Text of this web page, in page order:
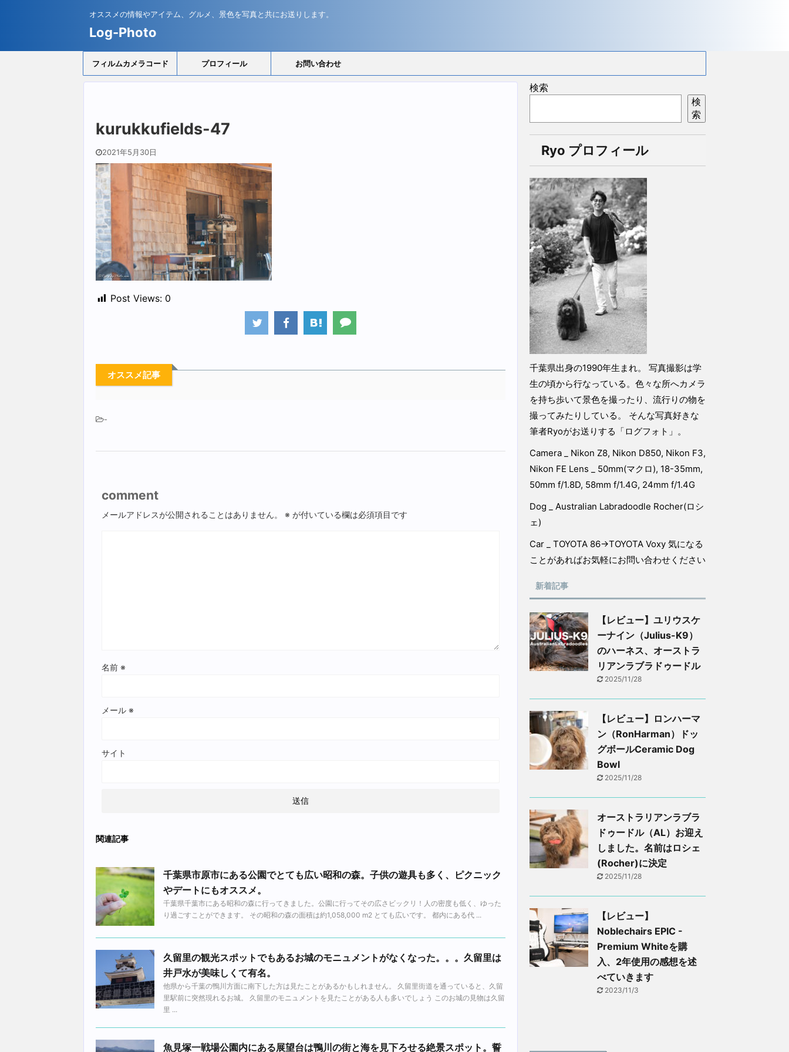
オススメの情報やアイテム、グルメ、景色を写真と共にお送りします。
Log-Photo
フィルムカメラコード プロフィール お問い合わせ
kurukkufields-47
2021年5月30日
Post Views: 0
オススメ記事
-
comment
メールアドレスが公開されることはありません。 ※ が付いている欄は必須項目です
名前 ※
メール ※
サイト
関連記事
千葉県市原市にある公園でとても広い昭和の森。子供の遊具も多く、ピクニック
やデートにもオススメ。
千葉県千葉市にある昭和の森に行ってきました。公園に行ってその広さビックリ！人の密度も低く、ゆった
り過ごすことができます。 その昭和の森の面積は約1,058,000 m2 とても広いです。 都内にある代 ...
久留里の観光スポットでもあるお城のモニュメントがなくなった。。。久留里は
井戸水が美味しくて有名。
他県から千葉の鴨川方面に南下した方は見たことがあるかもしれません。 久留里街道を通っていると、久留
里駅前に突然現れるお城。 久留里のモニュメントを見たことがある人も多いでしょう このお城の見物は久留
里 ...
魚見塚一戦場公園内にある展望台は鴨川の街と海を見下ろせる絶景スポット。誓
検索
検
索
Ryo プロフィール
千葉県出身の1990年生まれ。 写真撮影は学
生の頃から行なっている。色々な所へカメラ
を持ち歩いて景色を撮ったり、流行りの物を
撮ってみたりしている。 そんな写真好きな
筆者Ryoがお送りする「ログフォト」。
Camera _ Nikon Z8, Nikon D850, Nikon F3,
Nikon FE Lens _ 50mm(マクロ), 18-35mm,
50mm f/1.8D, 58mm f/1.4G, 24mm f/1.4G
Dog _ Australian Labradoodle Rocher(ロシ
ェ)
Car _ TOYOTA 86→TOYOTA Voxy 気になる
ことがあればお気軽にお問い合わせください
新着記事
【レビュー】ユリウスケ
ーナイン（Julius-K9）
のハーネス、オーストラ
リアンラブラドゥードル
2025/11/28
【レビュー】ロンハーマ
ン（RonHarman）ドッ
グボールCeramic Dog
Bowl
2025/11/28
オーストラリアンラブラ
ドゥードル（AL）お迎え
しました。名前はロシェ
(Rocher)に決定
2025/11/28
【レビュー】
Noblechairs EPIC -
Premium Whiteを購
入、2年使用の感想を述
べていきます
2023/11/3